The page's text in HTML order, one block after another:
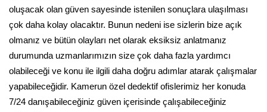
oluşacak olan güven sayesinde istenilen sonuçlara ulaşılması
çok daha kolay olacaktır. Bunun nedeni ise sizlerin bize açık
olmanız ve bütün olayları net olarak eksiksiz anlatmanız
durumunda uzmanlarımızın size çok daha fazla yardımcı
olabileceği ve konu ile ilgili daha doğru adımlar atarak çalışmalar
yapabileceğidir. Kamerun özel dedektif ofislerimiz her konuda
7/24 danışabileceğiniz güven içerisinde çalışabileceğiniz